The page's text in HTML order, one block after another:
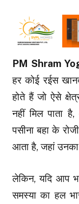
PM Shram
हर कोई रईस
होते हैं जो ऐसे
नहीं मिल पाता
पसीना बहा के
आता है, जहां
लेकिन, यदि आप
समस्या का हल